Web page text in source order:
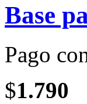
Base
Pago
$1.790